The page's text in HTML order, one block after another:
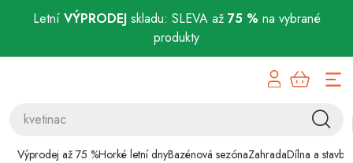
Letní VÝPRODEJskladu: SLEVA až 75 % na vybrané
produkty
Výprodej až 75 %Horké letní dnyBazénová sezónaZahradaDílna a stavba
Bazénová sezóna